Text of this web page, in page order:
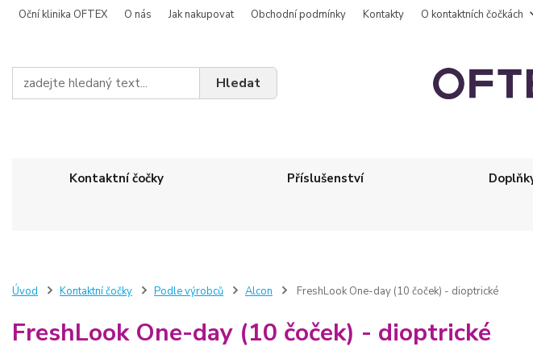
Oční klinika OFTEX O nás Jak nakupovat Obchodní podmínky Kontakty O kontaktních čočkách
Hledat
Kontaktní čočky Příslušenství
Úvod Kontaktní čočky Podle výrobců Alcon FreshLook One-day (10 čoček) - dioptrické
FreshLook One-day (10 čoček) - dioptrické